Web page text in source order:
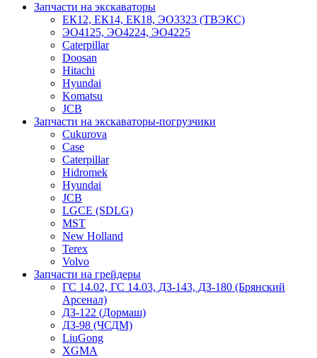
Запчасти на экскаваторы
ЕК12, ЕК14, ЕК18, ЭО3323 (ТВЭКС)
ЭО4125, ЭО4224, ЭО4225
Caterpillar
Doosan
Hitachi
Hyundai
Komatsu
JCB
Запчасти на экскаваторы-погрузчики
Cukurova
Case
Caterpillar
Hidromek
Hyundai
JCB
LGCE (SDLG)
MST
New Holland
Terex
Volvo
Запчасти на грейдеры
ГС 14.02, ГС 14.03, ДЗ-143, ДЗ-180 (Брянский
Арсенал)
ДЗ-122 (Дормаш)
ДЗ-98 (ЧСДМ)
LiuGong
XGMA